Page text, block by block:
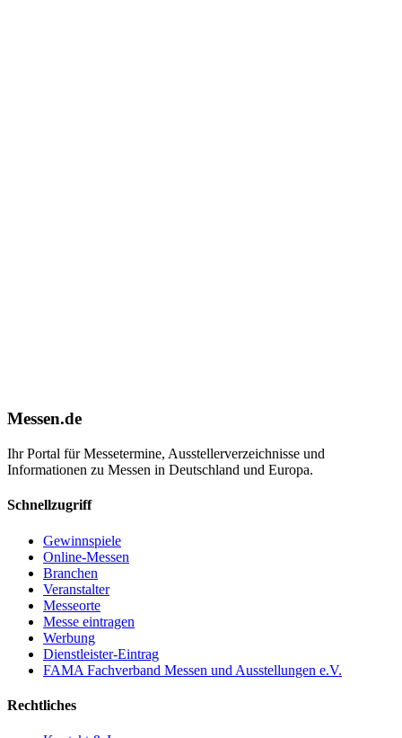
Messen.de
Ihr Portal für Messetermine, Ausstellerverzeichnisse und
Informationen zu Messen in Deutschland und Europa.
Schnellzugriff
Gewinnspiele
Online-Messen
Branchen
Veranstalter
Messeorte
Messe eintragen
Werbung
Dienstleister-Eintrag
FAMA Fachverband Messen und Ausstellungen e.V.
Rechtliches